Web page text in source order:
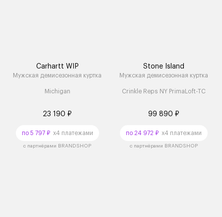
Carhartt WIP
Мужская демисезонная куртка
Michigan
23 190 ₽
по 5 797 ₽x4 платежами
с партнёрами BRANDSHOP
Stone Island
Мужская демисезонная куртка
Crinkle Reps NY PrimaLoft-TC
99 890 ₽
по 24 972 ₽ x4 платежами
с партнёрами BRANDSHOP